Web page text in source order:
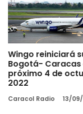
Wingo reiniciará
Bogotá- Caracas
próximo 4 de
2022
Caracol Radio 13/